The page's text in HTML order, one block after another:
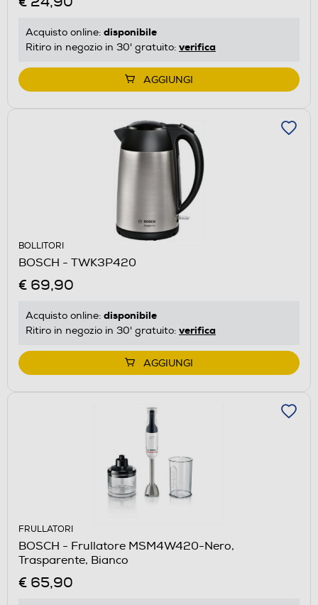
Acquisto online: disponibile
Ritiro in negozio in 30' gratuito: verifica
AGGIUNGI
BOLLITORI
BOSCH - TWK3P420
€ 69,90
Acquisto online: disponibile
Ritiro in negozio in 30' gratuito: verifica
AGGIUNGI
FRULLATORI
BOSCH - Frullatore MSM4W420-Nero,
Trasparente, Bianco
€ 65,90